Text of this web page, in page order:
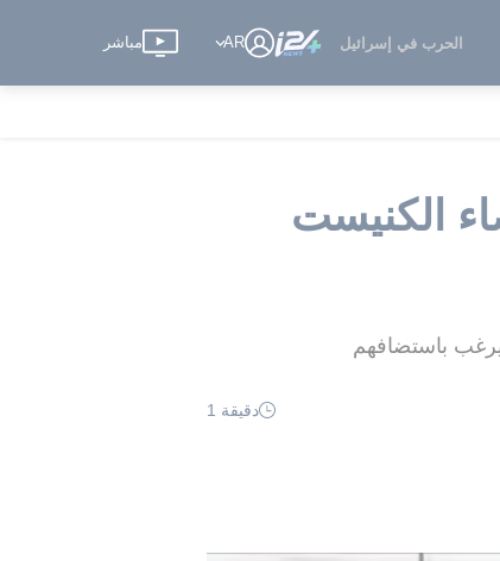
الحرب في إسرائيل AR مباشر
الكنيست
باستضافهم
دقيقة 1